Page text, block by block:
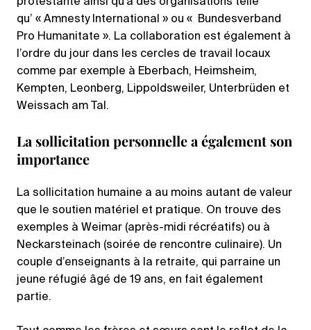
protestante ainsi qu’à des organisations telle
qu’ « Amnesty International » ou « Bundesverband
Pro Humanitate ». La collaboration est également à
l’ordre du jour dans les cercles de travail locaux
comme par exemple à Eberbach, Heimsheim,
Kempten, Leonberg, Lippoldsweiler, Unterbrüden et
Weissach am Tal.
La sollicitation personnelle a également son
importance
La sollicitation humaine a au moins autant de valeur
que le soutien matériel et pratique. On trouve des
exemples à Weimar (après-midi récréatifs) ou à
Neckarsteinach (soirée de rencontre culinaire). Un
couple d’enseignants à la retraite, qui parraine un
jeune réfugié âgé de 19 ans, en fait également
partie.